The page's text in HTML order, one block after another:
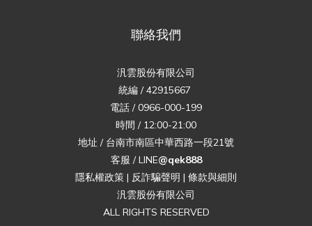
聯絡我們
汎雲股份有限公司
統編 / 42915667
電話 / 0966-000-199
時間 / 12:00-21:00
地址 / 台南市南區中華西路一段21號
客服 / LINE@qek888
隱私權政策 | 反詐騙聲明 | 條款與細則
汎雲股份有限公司
ALL RIGHTS RESERVED